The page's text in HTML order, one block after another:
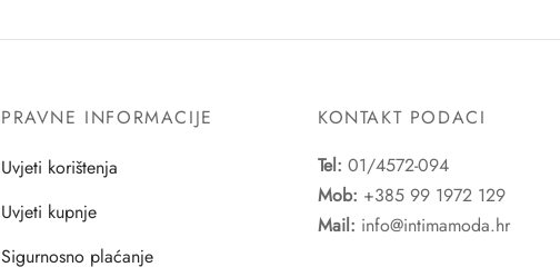
PRAVNE INFORMACIJE
Uvjeti korištenja
Uvjeti kupnje
Sigurnosno plaćanje
KONTAKT PODACI
Tel: 01/4572-094
Mob: +385 99 1972 129
Mail: info@intimamoda.hr